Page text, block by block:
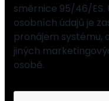
směrnice 95/46/
osobních údajů je
pronájem systému,
jiných
osobě.